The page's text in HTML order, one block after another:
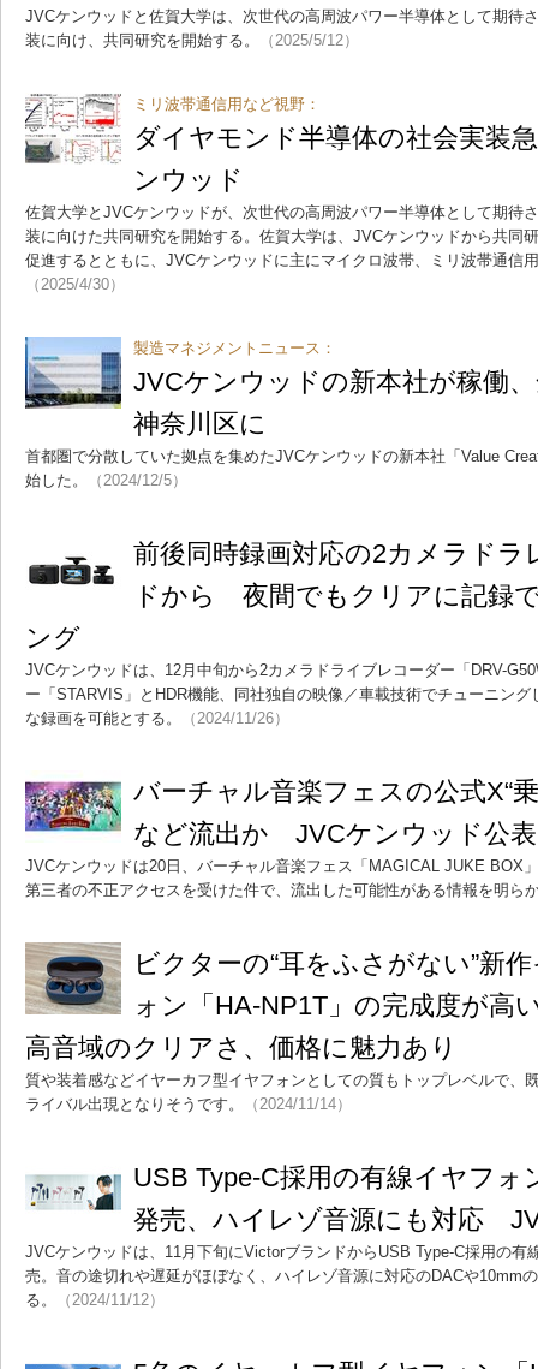
JVCケンウッドと佐賀大学は、次世代の高周波パワー半導体として期待
装に向け、共同研究を開始する。
（2025/5/12）
ミリ波帯通信用など視野：
ダイヤモンド半導体の社会実装
ンウッド
佐賀大学とJVCケンウッドが、次世代の高周波パワー半導体として期待
装に向けた共同研究を開始する。佐賀大学は、JVCケンウッドから共同
促進するとともに、JVCケンウッドに主にマイクロ波帯、ミリ波帯通信
（2025/4/30）
製造マネジメントニュース：
JVCケンウッドの新本社が稼働
神奈川区に
首都圏で分散していた拠点を集めたJVCケンウッドの新本社「Value
始した。
（2024/12/5）
前後同時録画対応の2カメラドラ
ドから 夜間でもクリアに記録
ング
JVCケンウッドは、12月中旬から2カメラドライブレコーダー「DRV-
ー「STARVIS」とHDR機能、同社独自の映像／車載技術でチューニン
な録画を可能とする。
（2024/11/26）
バーチャル音楽フェスの公式X“
など流出か JVCケンウッド公表
JVCケンウッドは20日、バーチャル音楽フェス「MAGICAL JUKE BOX
第三者の不正アクセスを受けた件で、流出した可能性がある情報を明ら
ビクターの“耳をふさがない”新
ォン「HA-NP1T」の完成度が
高音域のクリアさ、価格に魅力あり
質や装着感などイヤーカフ型イヤフォンとしての質もトップレベルで、
ライバル出現となりそうです。
（2024/11/14）
USB Type-C採用の有線イヤフォ
発売、ハイレゾ音源にも対応
JVCケンウッドは、11月下旬にVictorブランドからUSB Type-C採用の有
売。音の途切れや遅延がほぼなく、ハイレゾ音源に対応のDACや10mm
る。
（2024/11/12）